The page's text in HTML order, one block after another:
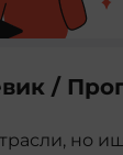
/
но